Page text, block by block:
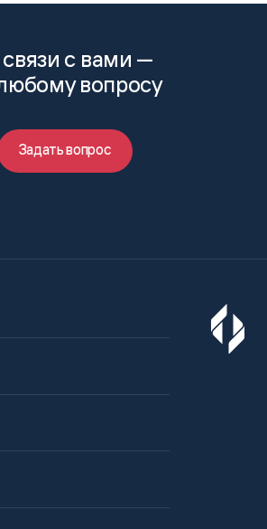
с вами —
вопросу
Задать вопрос